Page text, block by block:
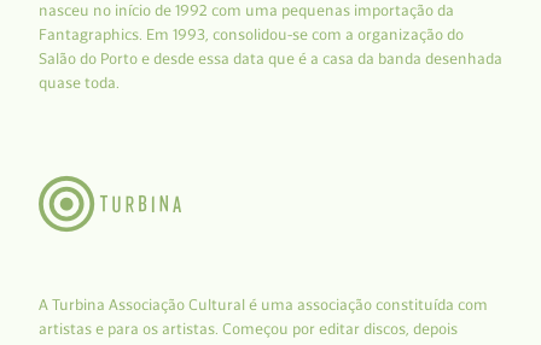
nasceu no início de 1992 com uma pequenas importação da
Fantagraphics. Em 1993, consolidou-se com a organização do
Salão do Porto e desde essa data que é a casa da banda desenhada
quase toda.
A Turbina Associação Cultural é uma associação constituída com
artistas e para os artistas. Começou por editar discos, depois